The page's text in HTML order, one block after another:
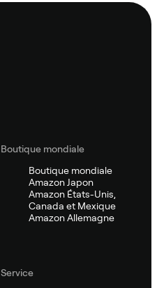
Boutique mondiale
Boutique mondiale
Amazon Japon
Amazon États-Unis,
Canada et Mexique
Amazon Allemagne
Service